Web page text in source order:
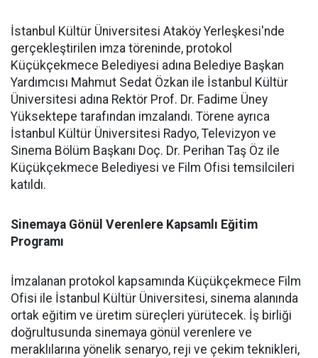
İstanbul Kültür Üniversitesi Ataköy Yerleşkesi'nde
gerçekleştirilen imza töreninde, protokol
Küçükçekmece Belediyesi adına Belediye Başkan
Yardımcısı Mahmut Sedat Özkan ile İstanbul Kültür
Üniversitesi adına Rektör Prof. Dr. Fadime Üney
Yüksektepe tarafından imzalandı. Törene ayrıca
İstanbul Kültür Üniversitesi Radyo, Televizyon ve
Sinema Bölüm Başkanı Doç. Dr. Perihan Taş Öz ile
Küçükçekmece Belediyesi ve Film Ofisi temsilcileri
katıldı.
Sinemaya Gönül Verenlere Kapsamlı Eğitim
Programı
İmzalanan protokol kapsamında Küçükçekmece Film
Ofisi ile İstanbul Kültür Üniversitesi, sinema alanında
ortak eğitim ve üretim süreçleri yürütecek. İş birliği
doğrultusunda sinemaya gönül verenlere ve
meraklılarına yönelik senaryo, reji ve çekim teknikleri,